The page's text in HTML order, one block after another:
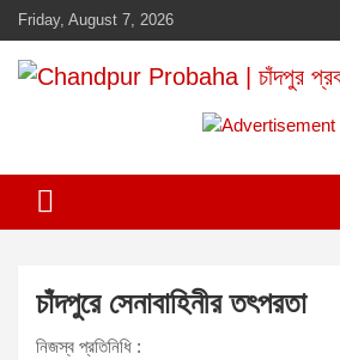
Skip
to
content
Friday, August 7, 2026
Chandpur Probaha |
v
e
i
s
চাঁদপুরে সেনাবাহিনীর তৎপরতা
নিজস্ব প্রতিনিধি :